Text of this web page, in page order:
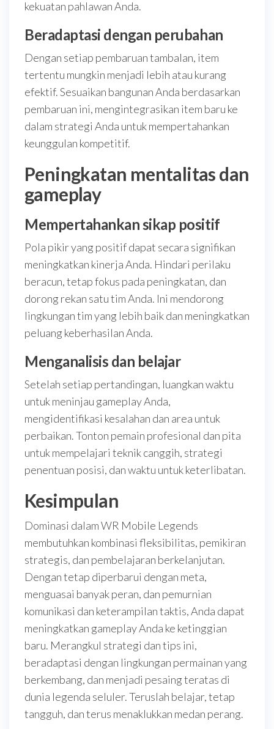
kekuatan pahlawan Anda.
Beradaptasi dengan perubahan
Dengan setiap pembaruan tambalan, item
tertentu mungkin menjadi lebih atau kurang
efektif. Sesuaikan bangunan Anda berdasarkan
pembaruan ini, mengintegrasikan item baru ke
dalam strategi Anda untuk mempertahankan
keunggulan kompetitif.
Peningkatan mentalitas dan
gameplay
Mempertahankan sikap positif
Pola pikir yang positif dapat secara signifikan
meningkatkan kinerja Anda. Hindari perilaku
beracun, tetap fokus pada peningkatan, dan
dorong rekan satu tim Anda. Ini mendorong
lingkungan tim yang lebih baik dan meningkatkan
peluang keberhasilan Anda.
Menganalisis dan belajar
Setelah setiap pertandingan, luangkan waktu
untuk meninjau gameplay Anda,
mengidentifikasi kesalahan dan area untuk
perbaikan. Tonton pemain profesional dan pita
untuk mempelajari teknik canggih, strategi
penentuan posisi, dan waktu untuk keterlibatan.
Kesimpulan
Dominasi dalam WR Mobile Legends
membutuhkan kombinasi fleksibilitas, pemikiran
strategis, dan pembelajaran berkelanjutan.
Dengan tetap diperbarui dengan meta,
menguasai banyak peran, dan pemurnian
komunikasi dan keterampilan taktis, Anda dapat
meningkatkan gameplay Anda ke ketinggian
baru. Merangkul strategi dan tips ini,
beradaptasi dengan lingkungan permainan yang
berkembang, dan menjadi pesaing teratas di
dunia legenda seluler. Teruslah belajar, tetap
tangguh, dan terus menaklukkan medan perang.